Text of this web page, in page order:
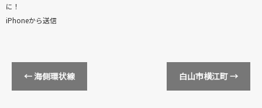
に！
iPhoneから送信
←海側環状線 白山市横江町→